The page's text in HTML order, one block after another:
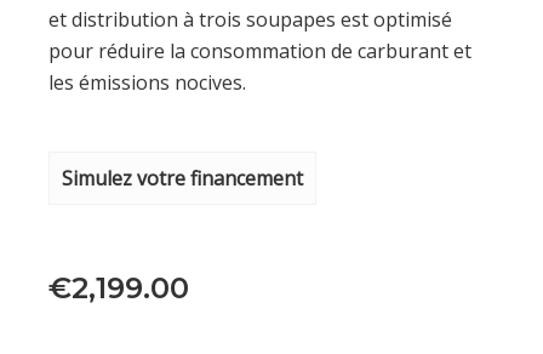
et distribution à trois soupapes est optimisé
pour réduire la consommation de carburant et
les émissions nocives.
Simulez votre financement
€2,199.00